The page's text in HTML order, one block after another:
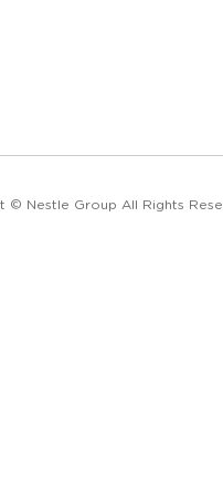
© Nestle Group All Rights